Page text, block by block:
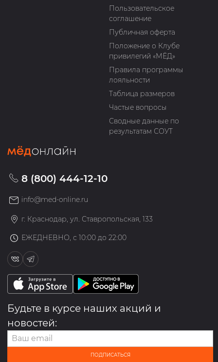
Пользовательское
соглашение
Публичная оферта
Положение о Клубе
привилегий «МЁД»
Правила программы
лояльности
Таблица размеров
Частые вопросы
Сводные данные по
результатам СОУТ
8 (800) 444-12-10
info@med-online.ru
г. Краснодар, ул. Ставропольская, 133
ЕЖЕДНЕВНО, с 10:00 до 22:00
Будьте в курсе наших акций и
новостей:
ПОДПИСАТЬСЯ